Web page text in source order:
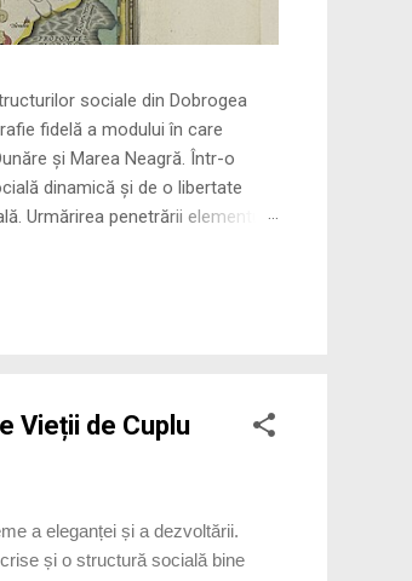
din Dobrogea
fidelă a modului în care
și Marea Neagră. Într-o
dinamică și de o libertate
Urmărirea penetrării elementului
Vieții de Cuplu
a eleganței și a dezvoltării.
și o structură socială bine